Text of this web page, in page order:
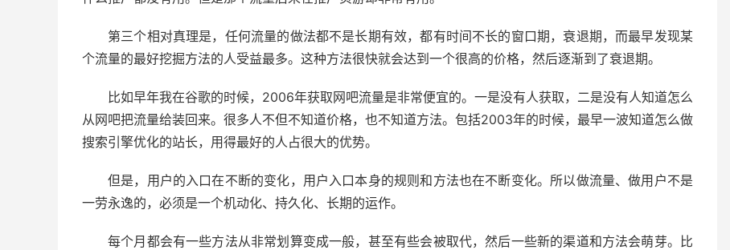
第三个相对真理是，任何流量的做法都不是长期有效，都有时间不长的窗口期，衰退期，而最早发现某
个流量的最好挖掘方法的人受益最多。这种方法很快就会达到一个很高的价格，然后逐渐到了衰退期。
比如早年我在谷歌的时候，2006年获取网吧流量是非常便宜的。一是没有人获取，二是没有人知道怎么
从网吧把流量给装回来。很多人不但不知道价格，也不知道方法。包括2003年的时候，最早一波知道怎么做
搜索引擎优化的站长，用得最好的人占很大的优势。
但是，用户的入口在不断的变化，用户入口本身的规则和方法也在不断变化。所以做流量、做用户不是
一劳永逸的，必须是一个机动化、持久化、长期的运作。
每个月都会有一些方法从非常划算变成一般，甚至有些会被取代，然后一些新的渠道和方法会萌芽。比